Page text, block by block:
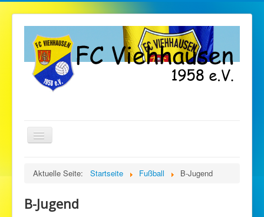
TPL_PROTOSTAR_TOGGLE_MENU
Fußball
Aktuelle Seite: Startseite Fußball B-Jugend
B-Jugend